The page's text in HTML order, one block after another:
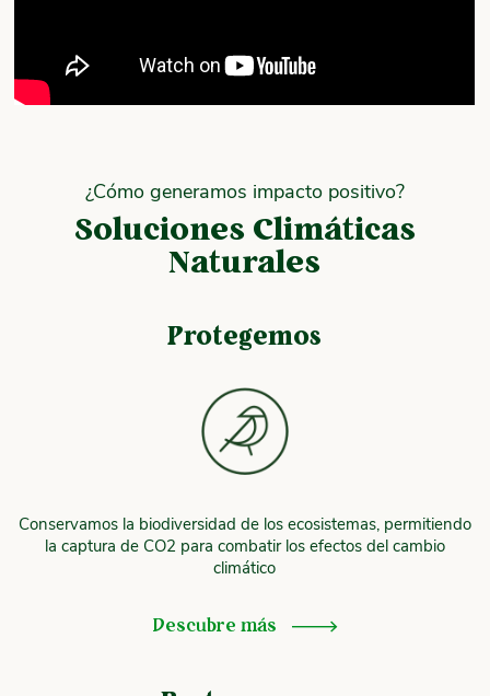
¿Cómo generamos impacto positivo?
Soluciones Climáticas
Naturales
Protegemos
Conservamos la biodiversidad de los ecosistemas, permitiendo
la captura de CO2 para combatir los efectos del cambio
climático
Descubre más